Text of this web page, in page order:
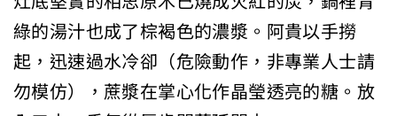
綠的湯汁也成了棕褐色的濃漿。阿貴以手撈
起，迅速過水冷卻（危險動作，非專業人士請
勿模仿），蔗漿在掌心化作晶瑩透亮的糖。放